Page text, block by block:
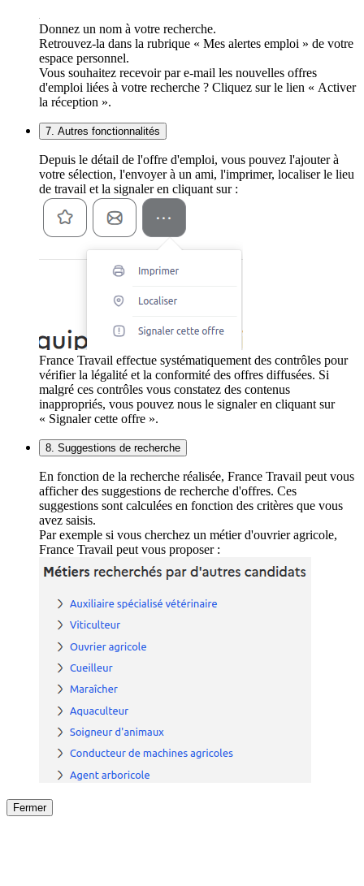
Donnez un nom à votre recherche.
Retrouvez-la dans la rubrique « Mes alertes emploi » de votre
espace personnel.
Vous souhaitez recevoir par e-mail les nouvelles offres
d'emploi liées à votre recherche ? Cliquez sur le lien « Activer
la réception ».
7. Autres fonctionnalités
Depuis le détail de l'offre d'emploi, vous pouvez l'ajouter à
votre sélection, l'envoyer à un ami, l'imprimer, localiser le lieu
de travail et la signaler en cliquant sur :
France Travail effectue systématiquement des contrôles pour
vérifier la légalité et la conformité des offres diffusées. Si
malgré ces contrôles vous constatez des contenus
inappropriés, vous pouvez nous le signaler en cliquant sur
« Signaler cette offre ».
8. Suggestions de recherche
En fonction de la recherche réalisée, France Travail peut vous
afficher des suggestions de recherche d'offres. Ces
suggestions sont calculées en fonction des critères que vous
avez saisis.
Par exemple si vous cherchez un métier d'ouvrier agricole,
France Travail peut vous proposer :
Fermer